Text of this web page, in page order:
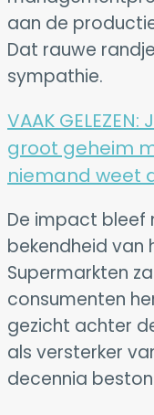
aan de
Dat rauwe
sympathie.
VAAK GELEZEN:
groot geheim
niemand weet
De impact bleef
bekendheid van
Supermarkten
consumenten
gezicht achter
als versterker
decennia